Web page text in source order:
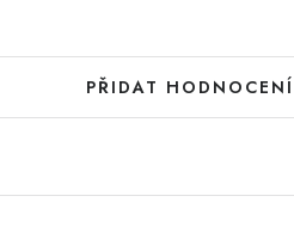
PŘIDAT HODNOCENÍ